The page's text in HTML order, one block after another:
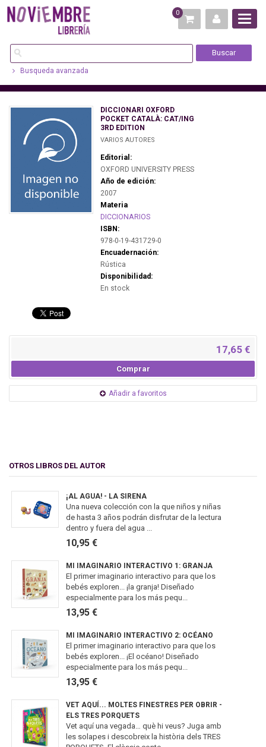
0
Busqueda avanzada
DICCIONARI OXFORD
POCKET CATALÀ: CAT/ING
3RD EDITION
VARIOS AUTORES
Editorial:
OXFORD UNIVERSITY PRESS
Año de edición:
2007
Materia
DICCIONARIOS
ISBN:
978-0-19-431729-0
Encuadernación:
Rústica
Disponibilidad:
En stock
17,65 €
Comprar
Añadir a favoritos
OTROS LIBROS DEL AUTOR
¡AL AGUA! - LA SIRENA
Una nueva colección con la que niños y niñas
de hasta 3 años podrán disfrutar de la lectura
dentro y fuera del agua ...
10,95 €
MI IMAGINARIO INTERACTIVO 1: GRANJA
El primer imaginario interactivo para que los
bebés exploren... ¡la granja! Diseñado
especialmente para los más pequ...
13,95 €
MI IMAGINARIO INTERACTIVO 2: OCÉANO
El primer imaginario interactivo para que los
bebés exploren... ¡El océano! Diseñado
especialmente para los más pequ...
13,95 €
VET AQUÍ... MOLTES FINESTRES PER OBRIR -
ELS TRES PORQUETS
Vet aquí una vegada… què hi veus? Juga amb
les solapes i descobreix la història dels TRES